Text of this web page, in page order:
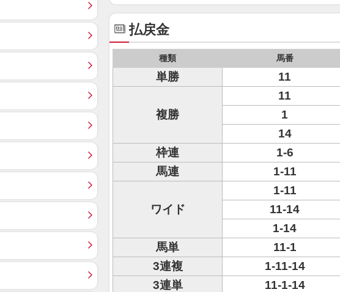
払戻金
種類 馬番
単勝 11
複勝
11
1
14
枠連
1-6
馬連
1-11
ワイド
1-11
11-14
1-14
馬単
11-1
3連複
1-11-14
3連単
11-1-14